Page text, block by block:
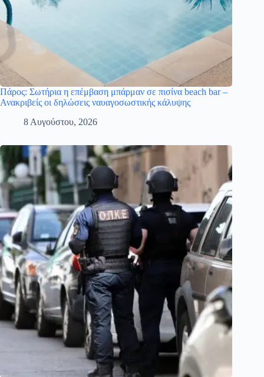
Πάρος: Σωτήρια η επέμβαση μπάρμαν σε πισίνα beach bar –
Ανακριβείς οι δηλώσεις ναυαγοσωστικής κάλυψης
8 Αυγούστου, 2026